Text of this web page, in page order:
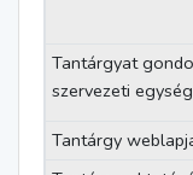
Tantárgyat
szervezeti egység
Tantárgy